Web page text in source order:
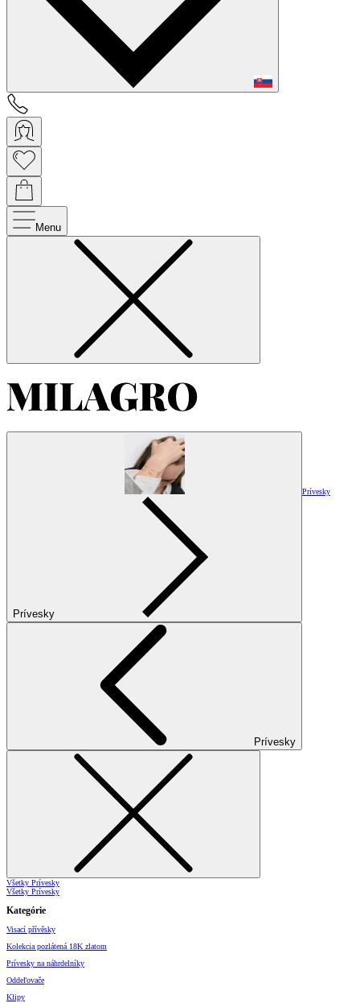
Menu
Prívesky
Prívesky
Prívesky
Všetky Prívesky
Všetky Prívesky
Kategórie
Visací přívěsky
Kolekcia pozlátená 18K zlatom
Prívesky na náhrdelníky
Oddeľovače
Klipy